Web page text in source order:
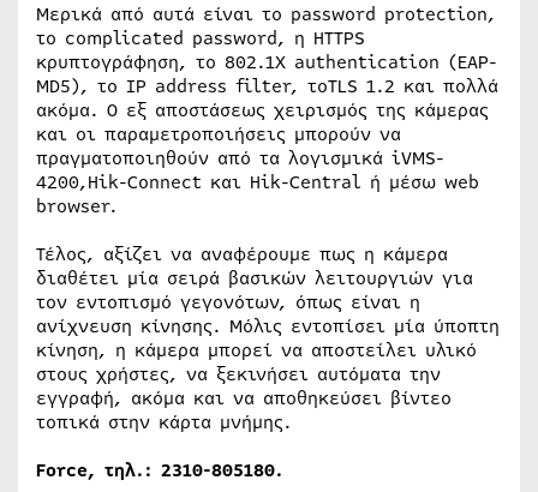
Μερικά από αυτά είναι το password protection,
το complicated password, η HTTPS
κρυπτογράφηση, το 802.1X authentication (EAP-
MD5), το IP address filter, τοTLS 1.2 και πολλά
ακόμα. Ο εξ αποστάσεως χειρισμός της κάμερας
και οι παραμετροποιήσεις μπορούν να
πραγματοποιηθούν από τα λογισμικά iVMS-
4200,Hik-Connect και Hik-Central ή μέσω web
browser.
Τέλος, αξίζει να αναφέρουμε πως η κάμερα
διαθέτει μία σειρά βασικών λειτουργιών για
τον εντοπισμό γεγονότων, όπως είναι η
ανίχνευση κίνησης. Μόλις εντοπίσει μία ύποπτη
κίνηση, η κάμερα μπορεί να αποστείλει υλικό
στους χρήστες, να ξεκινήσει αυτόματα την
εγγραφή, ακόμα και να αποθηκεύσει βίντεο
τοπικά στην κάρτα μνήμης.
Force, τηλ.: 2310-805180.